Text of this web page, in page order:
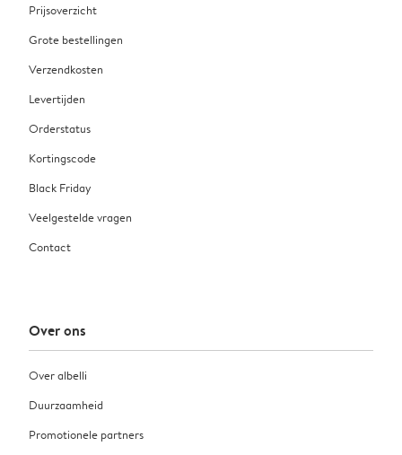
Prijsoverzicht
Grote bestellingen
Verzendkosten
Levertijden
Orderstatus
Kortingscode
Black Friday
Veelgestelde vragen
Contact
Over ons
Over albelli
Duurzaamheid
Promotionele partners